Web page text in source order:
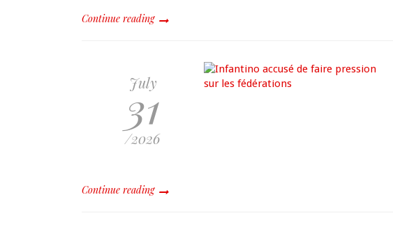
Continue reading
July
31
/2026
Continue reading